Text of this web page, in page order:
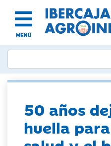
MENÚ
50 años
huella